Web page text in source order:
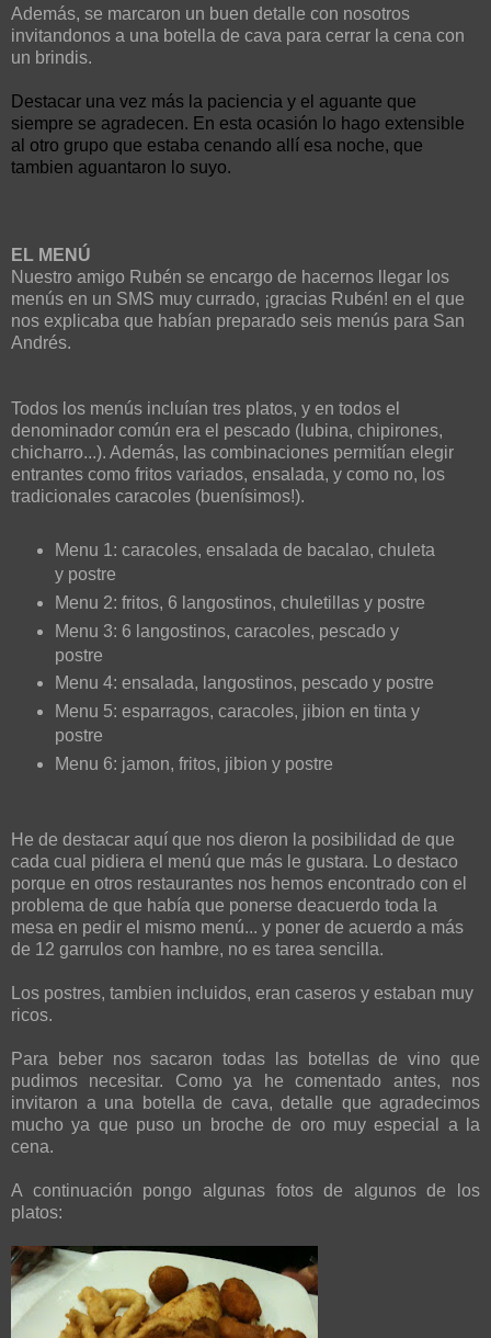
Además, se marcaron un buen detalle con nosotros
invitandonos a una botella de cava para cerrar la cena con
un brindis.
Destacar una vez más la paciencia y el aguante que
siempre se agradecen. En esta ocasión lo hago extensible
al otro grupo que estaba cenando allí esa noche, que
tambien aguantaron lo suyo.
EL MENÚ
Nuestro amigo Rubén se encargo de hacernos llegar los
menús en un SMS muy currado, ¡gracias Rubén! en el que
nos explicaba que habían preparado seis menús para San
Andrés.
Todos los menús incluían tres platos, y en todos el
denominador común era el pescado (lubina, chipirones,
chicharro...). Además, las combinaciones permitían elegir
entrantes como fritos variados, ensalada, y como no, los
tradicionales caracoles (buenísimos!).
Menu 1: caracoles, ensalada de bacalao, chuleta
y postre
Menu 2: fritos, 6 langostinos, chuletillas y postre
Menu 3: 6 langostinos, caracoles, pescado y
postre
Menu 4: ensalada, langostinos, pescado y postre
Menu 5: esparragos, caracoles, jibion en tinta y
postre
Menu 6: jamon, fritos, jibion y postre
He de destacar aquí que nos dieron la posibilidad de que
cada cual pidiera el menú que más le gustara. Lo destaco
porque en otros restaurantes nos hemos encontrado con el
problema de que había que ponerse deacuerdo toda la
mesa en pedir el mismo menú... y poner de acuerdo a más
de 12 garrulos con hambre, no es tarea sencilla.
Los postres, tambien incluidos, eran caseros y estaban muy
ricos.
Para beber nos sacaron todas las botellas de vino que
pudimos necesitar. Como ya he comentado antes, nos
invitaron a una botella de cava, detalle que agradecimos
mucho ya que puso un broche de oro muy especial a la
cena.
A continuación pongo algunas fotos de algunos de los
platos: